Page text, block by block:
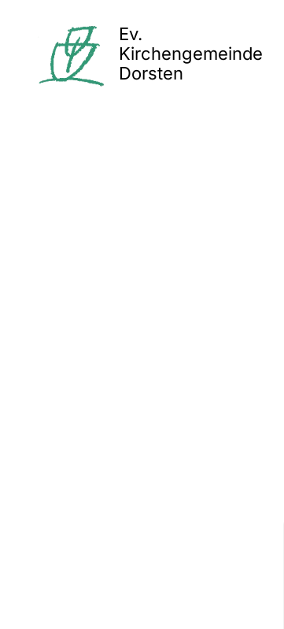
Ev.
Kirchengemeinde
Dorsten